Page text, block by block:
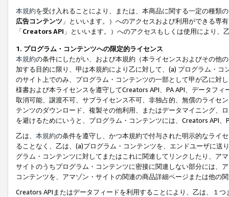
本規約を受け入れることにより、または、本商品に関する一定の種類
広告コンテンツ 」といいます。）へのアクセスおよび利用ができる専
「Creators API 」といいます。）へのアクセスもしくは使用により
1. プログラム・コンテンツへの限定的ライセンス
本規約の条件にしたがい、および本規約（本ライセンスおよびその他
加する目的に限り、甲は本規約により乙に対して、(a) プログラム・
のサイト上でのみ、プログラム・コンテンツの一部として甲が乙に対
様書および本ライセンスを遵守してCreators API、PA API、データフ
取消可能、譲渡不可、サブライセンス不可、非独占的、無償のライセ
テンツのダウンロード、複製その他利用、またはデータマイニング、
を避けるためにいうと、プログラム・コンテンツには、Creators API
乙は、 本規約の条件を遵守し、かつ本規約で付与された明示的なライ
ることなく、乙は、(a)プログラム・コンテンツを、エンドユーザに
グラム・コンテンツに対してまたはこれに関連してリンクしたり、ア
サイトのうちプログラム・コンテンツに密接に関連しない部分には、
コンテンツを、アマゾン・サイトの関連の商品詳細ページまたは他の
Creators APIまたはデータフィードを利用することにより、乙は、１